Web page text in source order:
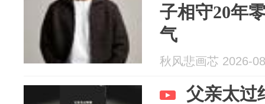
子相守20年
气
秋风悲画芯 2026-
父亲太过